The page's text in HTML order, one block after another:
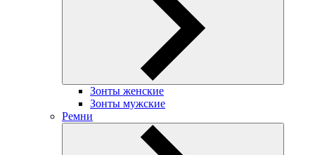
Зонты женские
Зонты мужские
Ремни